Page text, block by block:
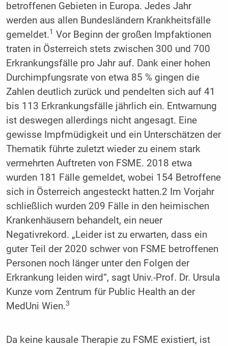
betroffenen Gebieten in Europa. Jedes Jahr
werden aus allen Bundesländern Krankheitsfälle
gemeldet.1 Vor Beginn der großen Impfaktionen
traten in Österreich stets zwischen 300 und 700
Erkrankungsfälle pro Jahr auf. Dank einer hohen
Durchimpfungsrate von etwa 85 % gingen die
Zahlen deutlich zurück und pendelten sich auf 41
bis 113 Erkrankungsfälle jährlich ein. Entwarnung
ist deswegen allerdings nicht angesagt. Eine
gewisse Impfmüdigkeit und ein Unterschätzen der
Thematik führte zuletzt wieder zu einem stark
vermehrten Auftreten von FSME. 2018 etwa
wurden 181 Fälle gemeldet, wobei 154 Betroffene
sich in Österreich angesteckt hatten.2 Im Vorjahr
schließlich wurden 209 Fälle in den heimischen
Krankenhäusern behandelt, ein neuer
Negativrekord. „Leider ist zu erwarten, dass ein
guter Teil der 2020 schwer von FSME betroffenen
Personen noch länger unter den Folgen der
Erkrankung leiden wird“, sagt Univ.-Prof. Dr. Ursula
Kunze vom Zentrum für Public Health an der
MedUni Wien.3
Da keine kausale Therapie zu FSME existiert, ist